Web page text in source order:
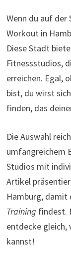
Wenn du auf der
Workout in
Diese Stadt
Fitnessstudios,
erreichen. Egal,
bist, du wirst
finden, das
Die Auswahl
umfangreichem
Studios mit
Artikel
Hamburg, damit
Training findest.
entdecke gleich,
kannst!